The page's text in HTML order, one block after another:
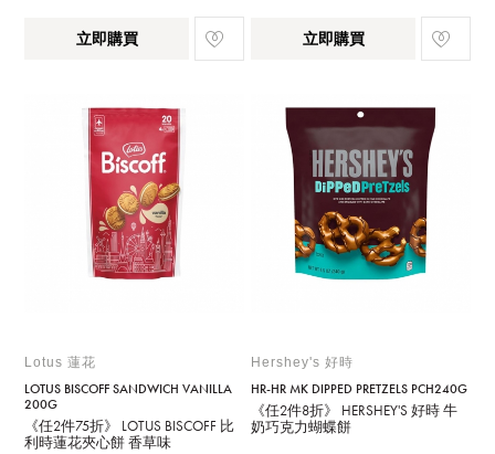
立即購買 立即購買
Lotus 蓮花
LOTUS BISCOFF SANDWICH VANILLA
200G
《任2件75折》 LOTUS BISCOFF 比
利時蓮花夾心餅 香草味
Hershey's 好時
HR-HR MK DIPPED PRETZELS PCH240G
《任2件8折》 HERSHEY'S 好時 牛
奶巧克力蝴蝶餅